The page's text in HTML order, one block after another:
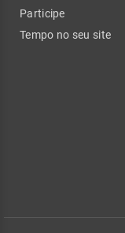
Participe
Tempo no seu site